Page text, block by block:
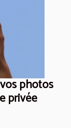
photos
privée